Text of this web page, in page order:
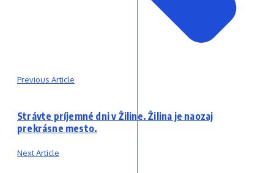
Previous Article
Strávte príjemné dni v Žiline. Žilina je naozaj
prekrásne mesto.
Next Article